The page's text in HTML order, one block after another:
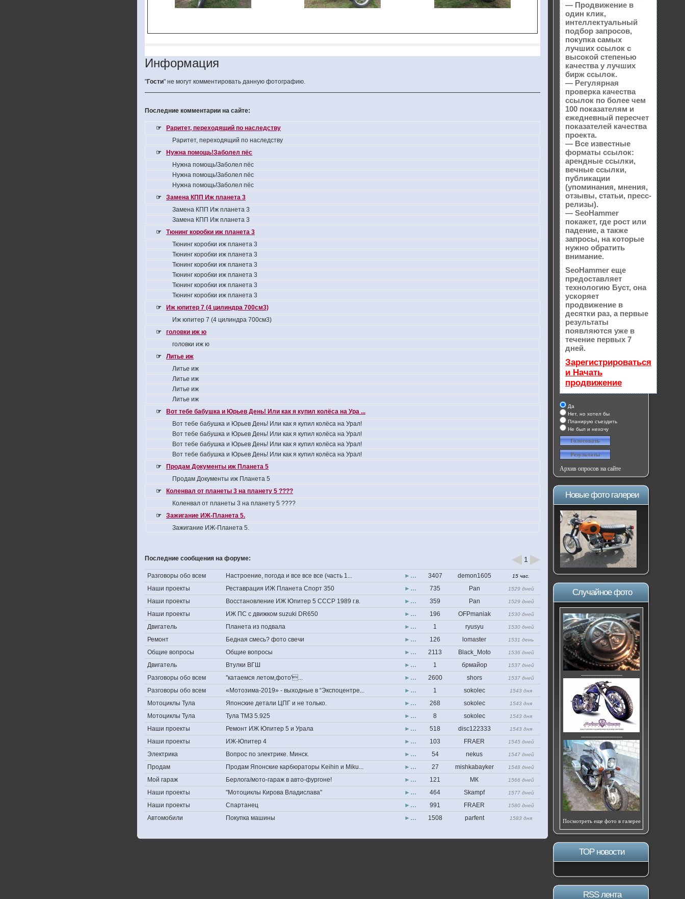
Информация
"Гости" не могут комментировать данную фотографию.
Последние комментарии на сайте:
☞
Раритет, переходящий по наследству
Раритет, переходящий по наследству
☞
Нужна помощь!Заболел пёс
Нужна помощь!Заболел пёс
Нужна помощь!Заболел пёс
Нужна помощь!Заболел пёс
☞
Замена КПП Иж планета 3
Замена КПП Иж планета 3
Замена КПП Иж планета 3
☞
Тюнинг коробки иж планета 3
Тюнинг коробки иж планета 3
Тюнинг коробки иж планета 3
Тюнинг коробки иж планета 3
Тюнинг коробки иж планета 3
Тюнинг коробки иж планета 3
Тюнинг коробки иж планета 3
☞
Иж юпитер 7 (4 цилиндра 700см3)
Иж юпитер 7 (4 цилиндра 700см3)
☞
головки иж ю
головки иж ю
☞
Литье иж
Литье иж
Литье иж
Литье иж
Литье иж
☞
Вот тебе бабушка и Юрьев День! Или как я купил колёса на Ура ...
Вот тебе бабушка и Юрьев День! Или как я купил колёса на Урал!
Вот тебе бабушка и Юрьев День! Или как я купил колёса на Урал!
Вот тебе бабушка и Юрьев День! Или как я купил колёса на Урал!
Вот тебе бабушка и Юрьев День! Или как я купил колёса на Урал!
☞
Продам Документы иж Планета 5
Продам Документы иж Планета 5
☞
Коленвал от планеты 3 на планету 5 ????
Коленвал от планеты 3 на планету 5 ????
☞
Зажигание ИЖ-Планета 5.
Зажигание ИЖ-Планета 5.
Последние сообщения на форуме: 1
Разговоры обо всем Настроение, погода и все все все (часть 1... ►… 3407 demon1605 15 час.
Наши проекты Реставрация ИЖ Планета Спорт 350 ►… 735 Pan 1529 дней
Наши проекты Восстановление ИЖ Юпитер 5 СССР 1989 г.в. ►… 359 Pan 1529 дней
Наши проекты ИЖ ПС с движком suzuki DR650 ►… 196 OFPmaniak 1530 дней
Двигатель Планета из подвала ►… 1 ryusyu 1530 дней
Ремонт Бедная смесь? фото свечи ►… 126 lomaster 1531 день
Общие вопросы Общие вопросы ►… 2113 Black_Moto 1536 дней
Двигатель Втулки ВГШ ►… 1 брмайор 1537 дней
Разговоры обо всем ''катаемся летом,фото'... ►… 2600 shors 1537 дней
Разговоры обо всем «Мотозима-2019» - выходные в “Экспоцентре... ►… 1 sokolec 1543 дня
Мотоциклы Тула Японские детали ЦПГ и не только. ►… 268 sokolec 1543 дня
Мотоциклы Тула Тула ТМЗ 5.925 ►… 8 sokolec 1543 дня
Наши проекты Ремонт ИЖ Юпитер 5 и Урала ►… 518 disc122333 1543 дня
Наши проекты ИЖ-Юпитер 4 ►… 103 FRAER 1545 дней
Электрика Вопрос по электрике. Минск. ►… 54 nekus 1547 дней
Продам Продам Японские карбюраторы Keihin и Miku... ►… 27 mishkabayker 1548 дней
Мой гараж Берлога/мото-гараж в авто-фургоне! ►… 121 МК 1566 дней
Наши проекты "Мотоциклы Кирова Владислава" ►… 464 Skampf 1577 дней
Наши проекты Спартанец ►… 991 FRAER 1580 дней
Автомобили Покупка машины ►… 1508 parfent 1583 дня
— Продвижение в
один клик,
интеллектуальный
подбор запросов,
покупка самых
лучших ссылок с
высокой степенью
качества у лучших
бирж ссылок.
— Регулярная
проверка качества
ссылок по более чем
100 показателям и
ежедневный пересчет
показателей качества
проекта.
— Все известные
форматы ссылок:
арендные ссылки,
вечные ссылки,
публикации
(упоминания, мнения,
отзывы, статьи, пресс-
релизы).
— SeoHammer
покажет, где рост или
падение, а также
запросы, на которые
нужно обратить
внимание.
SeoHammer еще
предоставляет
технологию Буст, она
ускоряет
продвижение в
десятки раз, а первые
результаты
появляются уже в
течение первых 7
дней.
Зарегистрироваться
и Начать
продвижение
Да
Нет, но хотел бы
Планирую съездить
Не был и нехочу
Архив опросов на сайте
Новые фото галереи
Случайное фото
---------------------------
---------------------------
Посмотреть еще фото в галерее
ТОР новости
RSS лента